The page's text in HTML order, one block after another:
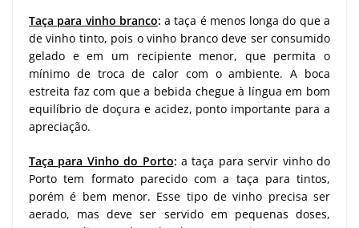
Taça para vinho branco: a taça é menos longa do que a
de vinho tinto, pois o vinho branco deve ser consumido
gelado e em um recipiente menor, que permita o
mínimo de troca de calor com o ambiente. A boca
estreita faz com que a bebida chegue à língua em bom
equilíbrio de doçura e acidez, ponto importante para a
apreciação.
Taça para Vinho do Porto:a taça para servir vinho do
Porto tem formato parecido com a taça para tintos,
porém é bem menor. Esse tipo de vinho precisa ser
aerado, mas deve ser servido em pequenas doses,